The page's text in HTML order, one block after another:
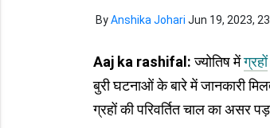
ByAnshika Johari Jun 19, 2023,
Aaj ka rashifal:ज्योतिष मेंग्रहों
बुरी घटनाओं के बारे में जानकारी
ग्रहों की परिवर्तित चाल का असर